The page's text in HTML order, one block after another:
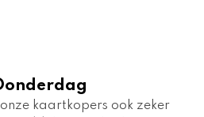
kaartkopers ook zeker